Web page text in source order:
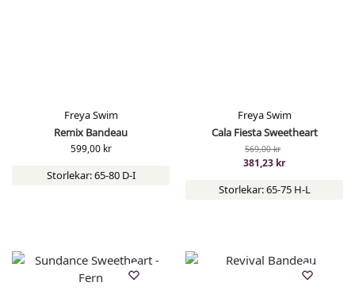
Freya Swim
Remix Bandeau
599,00 kr
Storlekar: 65-80 D-I
Freya Swim
Cala Fiesta Sweetheart
569,00kr
381,23 kr
Storlekar: 65-75 H-L